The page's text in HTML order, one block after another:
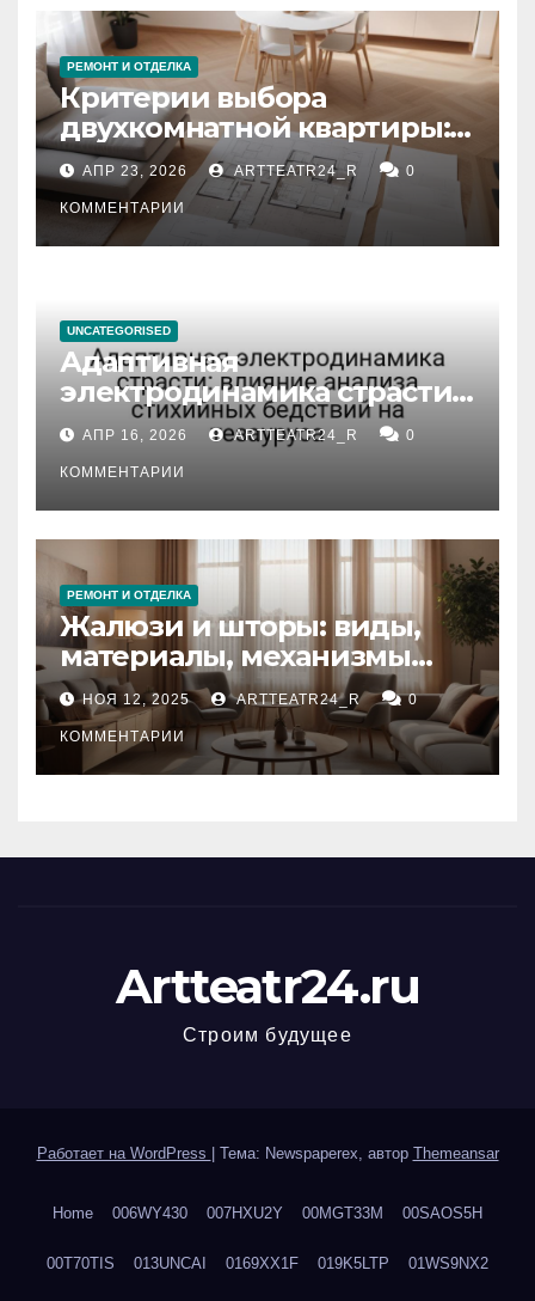
РЕМОНТ И ОТДЕЛКА
Критерии выбора
двухкомнатной квартиры:
планировка, площадь,
состояние и документация
АПР 23, 2026 ARTTEATR24_R 0
КОММЕНТАРИИ
UNCATEGORISED
Адаптивная
электродинамика страсти:
влияние анализа
стихийных бедствий на
тезауруса
АПР 16, 2026 ARTTEATR24_R 0
КОММЕНТАРИИ
РЕМОНТ И ОТДЕЛКА
Жалюзи и шторы: виды,
материалы, механизмы
управления и уход
НОЯ 12, 2025 ARTTEATR24_R 0
КОММЕНТАРИИ
Artteatr24.ru
Строим будущее
Работает на WordPress Тема: Newspaperex, автор Themeansar
Home 006WY430 007HXU2Y 00MGT33M 00SAOS5H
00T70TIS 013UNCAI 0169XX1F 019K5LTP 01WS9NX2